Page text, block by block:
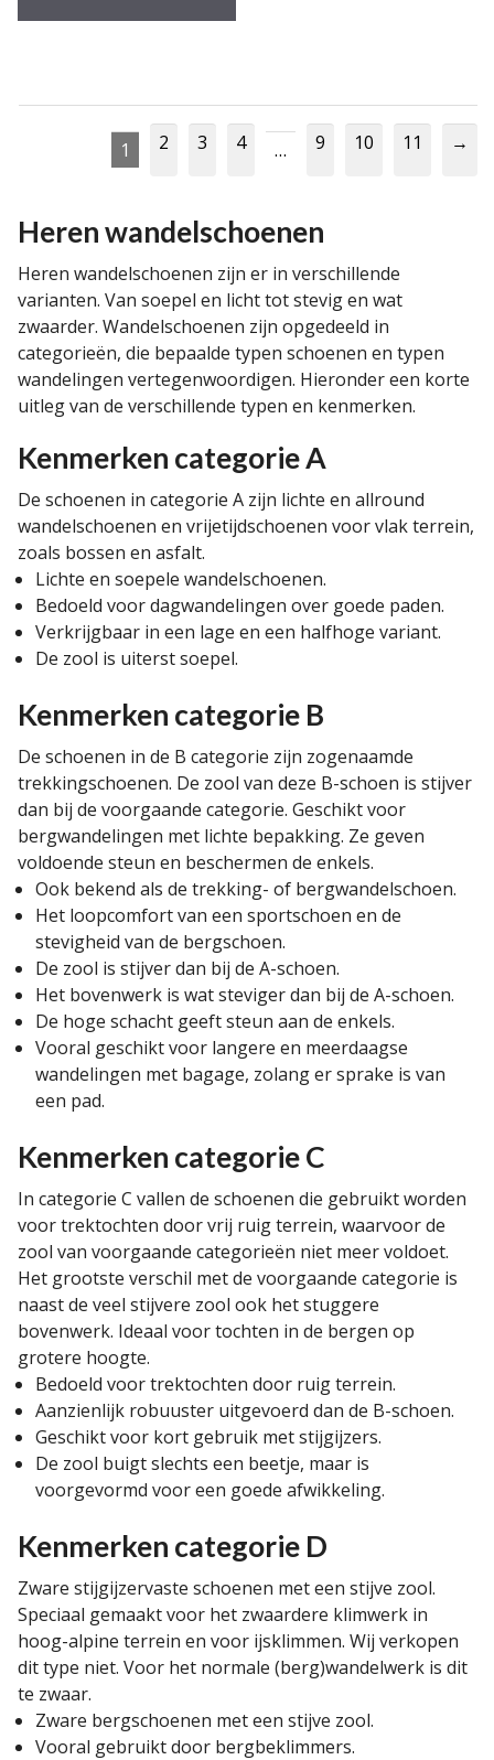
1 2 3 4 … 9 10 11 →
Heren wandelschoenen
Heren wandelschoenen zijn er in verschillende
varianten. Van soepel en licht tot stevig en wat
zwaarder. Wandelschoenen zijn opgedeeld in
categorieën, die bepaalde typen schoenen en typen
wandelingen vertegenwoordigen. Hieronder een korte
uitleg van de verschillende typen en kenmerken.
Kenmerken categorie A
De schoenen in categorie A zijn lichte en allround
wandelschoenen en vrijetijdschoenen voor vlak terrein,
zoals bossen en asfalt.
Lichte en soepele wandelschoenen.
Bedoeld voor dagwandelingen over goede paden.
Verkrijgbaar in een lage en een halfhoge variant.
De zool is uiterst soepel.
Kenmerken categorie B
De schoenen in de B categorie zijn zogenaamde
trekkingschoenen. De zool van deze B-schoen is stijver
dan bij de voorgaande categorie. Geschikt voor
bergwandelingen met lichte bepakking. Ze geven
voldoende steun en beschermen de enkels.
Ook bekend als de trekking- of bergwandelschoen.
Het loopcomfort van een sportschoen en de
stevigheid van de bergschoen.
De zool is stijver dan bij de A-schoen.
Het bovenwerk is wat steviger dan bij de A-schoen.
De hoge schacht geeft steun aan de enkels.
Vooral geschikt voor langere en meerdaagse
wandelingen met bagage, zolang er sprake is van
een pad.
Kenmerken categorie C
In categorie C vallen de schoenen die gebruikt worden
voor trektochten door vrij ruig terrein, waarvoor de
zool van voorgaande categorieën niet meer voldoet.
Het grootste verschil met de voorgaande categorie is
naast de veel stijvere zool ook het stuggere
bovenwerk. Ideaal voor tochten in de bergen op
grotere hoogte.
Bedoeld voor trektochten door ruig terrein.
Aanzienlijk robuuster uitgevoerd dan de B-schoen.
Geschikt voor kort gebruik met stijgijzers.
De zool buigt slechts een beetje, maar is
voorgevormd voor een goede afwikkeling.
Kenmerken categorie D
Zware stijgijzervaste schoenen met een stijve zool.
Speciaal gemaakt voor het zwaardere klimwerk in
hoog-alpine terrein en voor ijsklimmen. Wij verkopen
dit type niet. Voor het normale (berg)wandelwerk is dit
te zwaar.
Zware bergschoenen met een stijve zool.
Vooral gebruikt door bergbeklimmers.